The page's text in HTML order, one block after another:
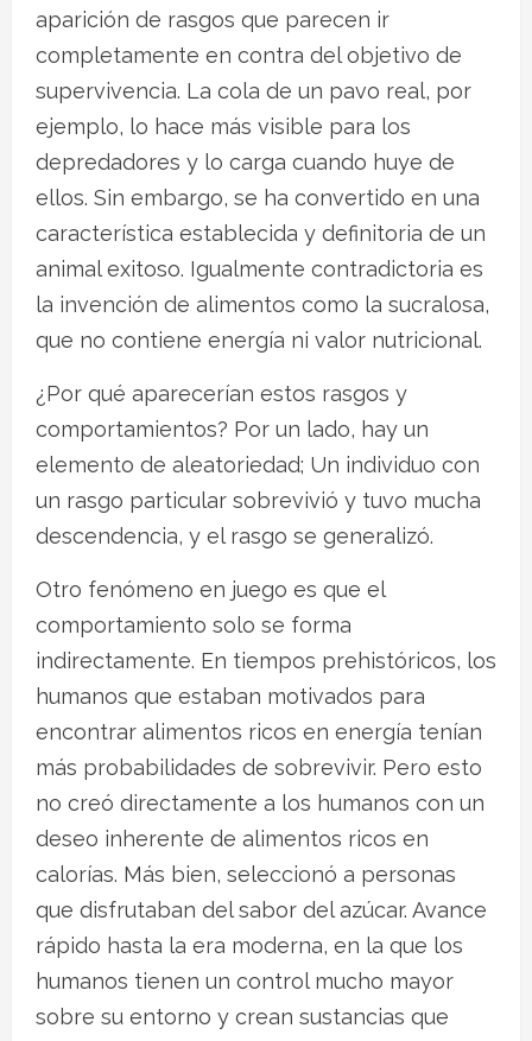
aparición de rasgos que parecen ir
completamente en contra del objetivo de
supervivencia. La cola de un pavo real, por
ejemplo, lo hace más visible para los
depredadores y lo carga cuando huye de
ellos. Sin embargo, se ha convertido en una
característica establecida y definitoria de un
animal exitoso. Igualmente contradictoria es
la invención de alimentos como la sucralosa,
que no contiene energía ni valor nutricional.
¿Por qué aparecerían estos rasgos y
comportamientos? Por un lado, hay un
elemento de aleatoriedad; Un individuo con
un rasgo particular sobrevivió y tuvo mucha
descendencia, y el rasgo se generalizó.
Otro fenómeno en juego es que el
comportamiento solo se forma
indirectamente. En tiempos prehistóricos, los
humanos que estaban motivados para
encontrar alimentos ricos en energía tenían
más probabilidades de sobrevivir. Pero esto
no creó directamente a los humanos con un
deseo inherente de alimentos ricos en
calorías. Más bien, seleccionó a personas
que disfrutaban del sabor del azúcar. Avance
rápido hasta la era moderna, en la que los
humanos tienen un control mucho mayor
sobre su entorno y crean sustancias que